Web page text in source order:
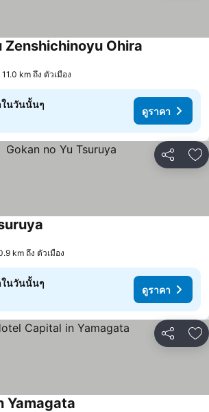
Ohira
11.0 km ถึง ตัวเมือง
ในวันนั้นๆ
ดูราคา
แชร์ เ
km ถึง ตัวเมือง
ในวันนั้นๆ
ดูราคา
แชร์ เ
Yamagata